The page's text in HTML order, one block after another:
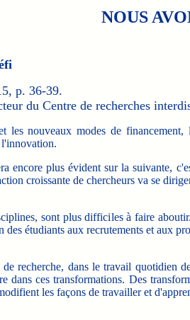
NOUS
p. 36-39.
du Centre de recherches
nouveaux modes de financement,
l'innovation.
plus évident sur la suivante,
croissante de chercheurs va se
sont plus difficiles à faire
étudiants aux recrutements et aux
recherche, dans le travail quotidien
dans ces transformations. Des
les façons de travailler et